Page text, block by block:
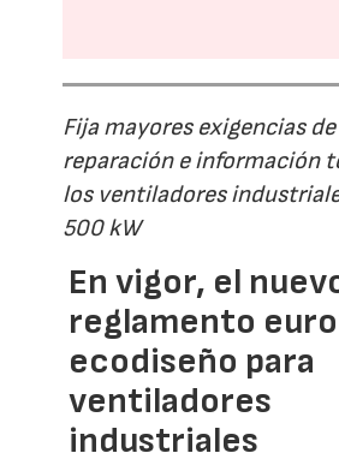
Fija mayores exigencias
reparación e información
los ventiladores
500 kW
En vigor, el
reglamento
ecodiseño para
ventiladores
industriales